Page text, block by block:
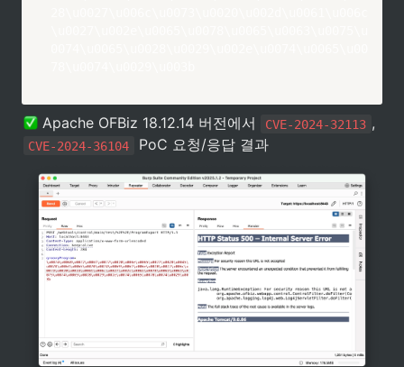
Apache OFBiz 18.12.14 버전에서 CVE-2024-32113
CVE-2024-36104 PoC 요청/응답 결과